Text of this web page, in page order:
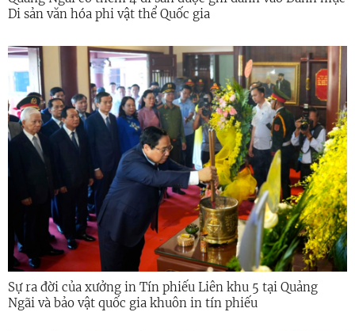
Di sản văn hóa phi vật thể Quốc gia
Sự ra đời của xưởng in Tín phiếu Liên khu 5 tại Quảng
Ngãi và bảo vật quốc gia khuôn in tín phiếu